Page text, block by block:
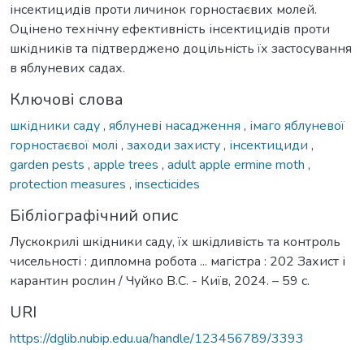
інсектицидів проти личинок горностаєвих молей.
Оцінено технічну ефективність інсектицидів проти
шкідників та підтверджено доцільність їх застосування
в яблуневих садах.
Ключові слова
шкідники саду, яблуневі насадження , імаго яблуневої
горностаєвої молі , заходи захисту, інсектициди ,
garden pests , apple trees , adult apple ermine moth ,
protection measures , insecticides
Бібліографічний опис
Лускокрилі шкідники саду, їх шкідливість та контроль
чисельності : дипломна робота ... магістра : 202 Захист і
карантин рослин / Чуйко В.С. - Київ, 2024. – 59 с.
URI
https://dglib.nubip.edu.ua/handle/123456789/3393